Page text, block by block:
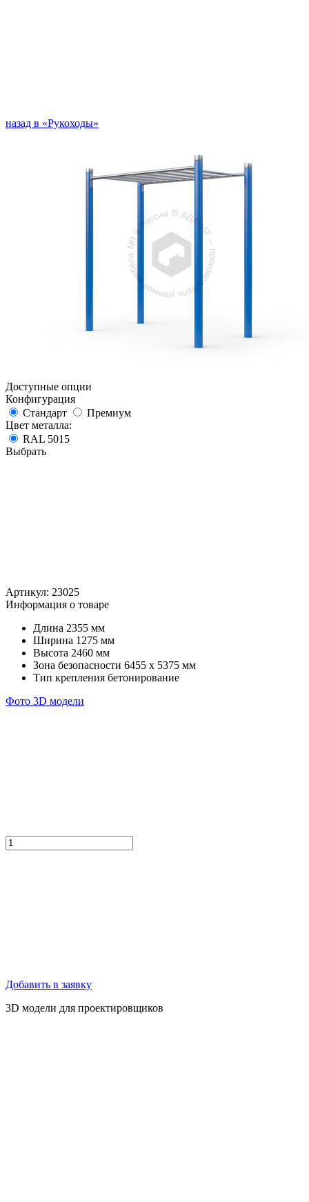
назад в «Рукоходы»
Доступные опции
Конфигурация
Стандарт
Премиум
Цвет металла:
RAL 5015
Выбрать
Артикул: 23025
Информация о товаре
Длина 2355 мм
Ширина 1275 мм
Высота 2460 мм
Зона безопасности 6455 х 5375 мм
Тип крепления бетонирование
Фото 3D модели
Добавить в заявку
3D модели для проектировщиков